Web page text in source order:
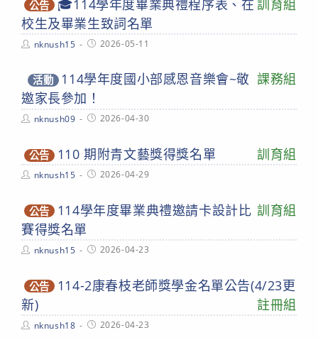
公告 訓育組
🎓114學年度畢業典禮程序表、在
校生及畢業生致詞名單
Postnknush15
Post2026-05-11
活動 課務組
114學年度國小部感恩音樂會~敬
邀家長參加！
Postnknush09
Post2026-04-30
公告 訓育組
110 期附青文藝獎得獎名單
Postnknush15
Post2026-04-29
公告 訓育組
114學年度畢業典禮邀請卡設計比
賽得獎名單
Postnknush15
Post2026-04-23
公告
114-2康春枝老師獎學金名單公告(4/23更
新)
註冊組
Postnknush18
Post2026-04-23